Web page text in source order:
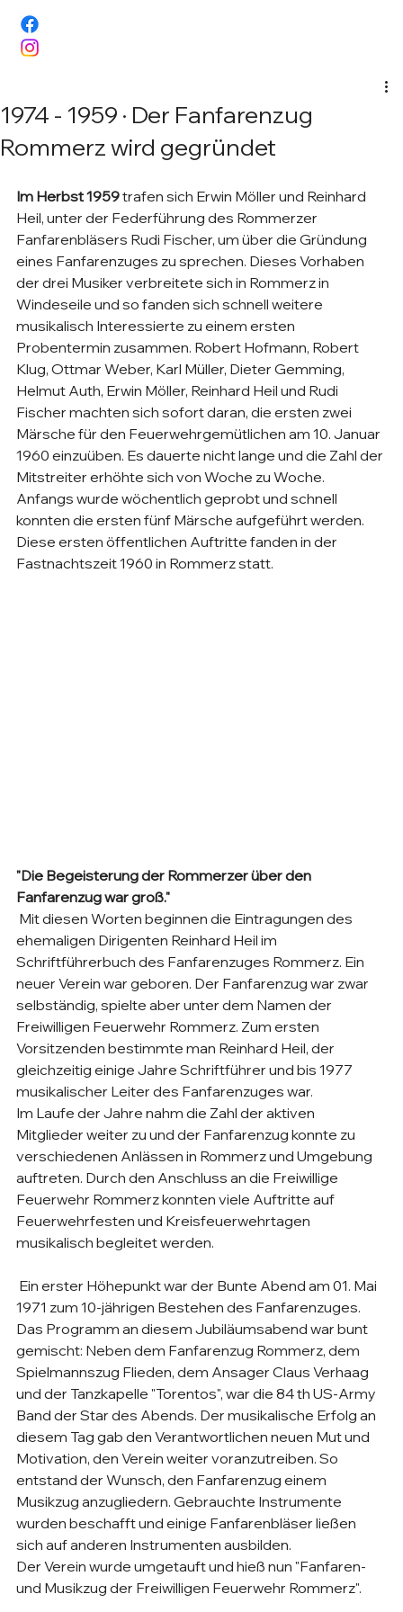
1974 - 1959 · Der Fanfarenzug
Rommerz wird gegründet
Im Herbst 1959 trafen sich Erwin Möller und Reinhard
Heil, unter der Federführung des Rommerzer
Fanfarenbläsers Rudi Fischer, um über die Gründung
eines Fanfarenzuges zu sprechen. Dieses Vorhaben
der drei Musiker verbreitete sich in Rommerz in
Windeseile und so fanden sich schnell weitere
musikalisch Interessierte zu einem ersten
Probentermin zusammen. Robert Hofmann, Robert
Klug, Ottmar Weber, Karl Müller, Dieter Gemming,
Helmut Auth, Erwin Möller, Reinhard Heil und Rudi
Fischer machten sich sofort daran, die ersten zwei
Märsche für den Feuerwehrgemütlichen am 10. Januar
1960 einzuüben. Es dauerte nicht lange und die Zahl der
Mitstreiter erhöhte sich von Woche zu Woche.
Anfangs wurde wöchentlich geprobt und schnell
konnten die ersten fünf Märsche aufgeführt werden.
Diese ersten öffentlichen Auftritte fanden in der
Fastnachtszeit 1960 in Rommerz statt.
"Die Begeisterung der Rommerzer über den
Fanfarenzug war groß."
ehemaligen Dirigenten Reinhard Heil im
Schriftführerbuch des Fanfarenzuges Rommerz. Ein
neuer Verein war geboren. Der Fanfarenzug war zwar
selbständig, spielte aber unter dem Namen der
Freiwilligen Feuerwehr Rommerz. Zum ersten
Vorsitzenden bestimmte man Reinhard Heil, der
gleichzeitig einige Jahre Schriftführer und bis 1977
musikalischer Leiter des Fanfarenzuges war.
Im Laufe der Jahre nahm die Zahl der aktiven
Mitglieder weiter zu und der Fanfarenzug konnte zu
verschiedenen Anlässen in Rommerz und Umgebung
auftreten. Durch den Anschluss an die Freiwillige
Feuerwehr Rommerz konnten viele Auftritte auf
Feuerwehrfesten und Kreisfeuerwehrtagen
musikalisch begleitet werden.
1971 zum 10-jährigen Bestehen des Fanfarenzuges.
Das Programm an diesem Jubiläumsabend war bunt
gemischt: Neben dem Fanfarenzug Rommerz, dem
Spielmannszug Flieden, dem Ansager Claus Verhaag
und der Tanzkapelle "Torentos", war die 84 th US-Army
Band der Star des Abends. Der musikalische Erfolg an
diesem Tag gab den Verantwortlichen neuen Mut und
Motivation, den Verein weiter voranzutreiben. So
entstand der Wunsch, den Fanfarenzug einem
Musikzug anzugliedern. Gebrauchte Instrumente
wurden beschafft und einige Fanfarenbläser ließen
sich auf anderen Instrumenten ausbilden.
Der Verein wurde umgetauft und hieß nun "Fanfaren-
und Musikzug der Freiwilligen Feuerwehr Rommerz".